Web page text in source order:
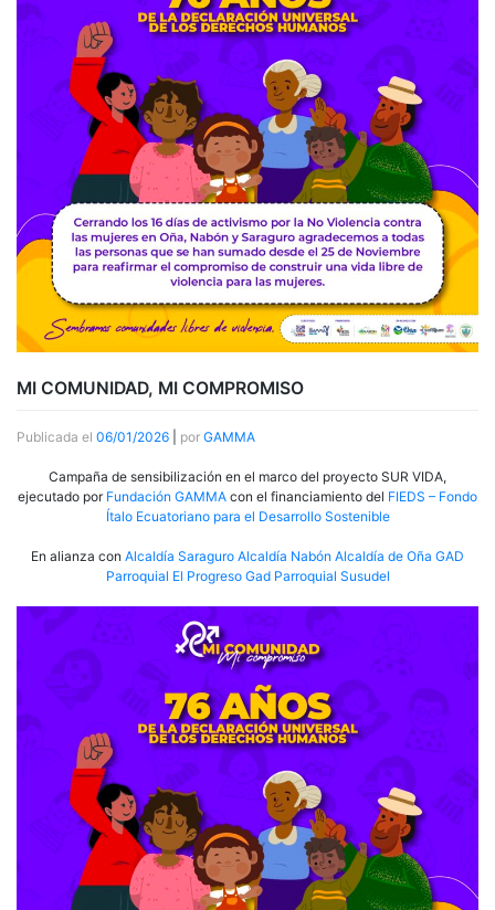
MI COMUNIDAD, MI COMPROMISO
Publicada el 06/01/2026 por GAMMA
Campaña de sensibilización en el marco del proyecto SUR VIDA,
ejecutado por Fundación GAMMA con el financiamiento del FIEDS – Fondo
Ítalo Ecuatoriano para el Desarrollo Sostenible
En alianza con Alcaldía Saraguro Alcaldía Nabón Alcaldía de Oña GAD
Parroquial El Progreso Gad Parroquial Susudel